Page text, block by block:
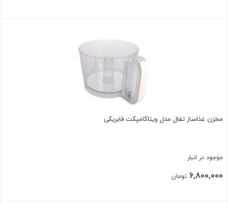
مخزن غذاساز تفال مدل ویتاکامپکت فابریکی
موجود در انبار
6,800,000 تومان